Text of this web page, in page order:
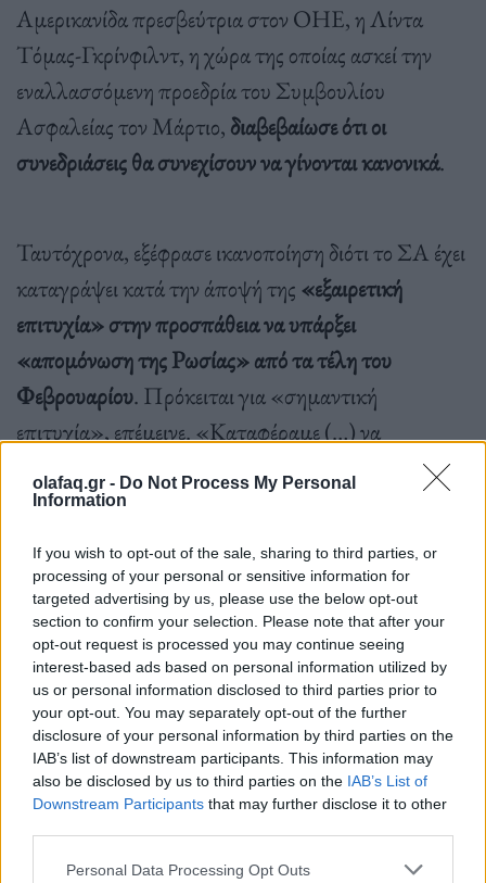
olafaq.gr - Do Not Process My Personal
Information
If you wish to opt-out of the sale, sharing to third parties, or
processing of your personal or sensitive information for
targeted advertising by us, please use the below opt-out
section to confirm your selection. Please note that after your
opt-out request is processed you may continue seeing
interest-based ads based on personal information utilized by
us or personal information disclosed to third parties prior to
your opt-out. You may separately opt-out of the further
disclosure of your personal information by third parties on the
IAB’s list of downstream participants. This information may
also be disclosed by us to third parties on the IAB’s List of
Downstream Participants that may further disclose it to other
Personal Data Processing Opt Outs
Αμερικανίδα πρεσβεύτρια στον ΟΗΕ, η Λίντα
Τόμας-Γκρίνφιλντ, η χώρα της οποίας ασκεί την
εναλλασσόμενη προεδρία του Συμβουλίου
Ασφαλείας τον Μάρτιο, διαβεβαίωσε ότι οι
συνεδριάσεις θα συνεχίσουν να γίνονται κανονικά.
Ταυτόχρονα, εξέφρασε ικανοποίηση διότι το ΣΑ έχει
καταγράψει κατά την άποψή της «εξαιρετική
επιτυχία» στην προσπάθεια να υπάρξει
«απομόνωση της Ρωσίας» από τα τέλη του
Φεβρουαρίου. Πρόκειται για «σημαντική
επιτυχία», επέμεινε. «Καταφέραμε (…) να
υπενθύμισε. Στα τέλη Φεβρουαρίου, χάρη στο
μπόρεσε να αποφύγει ανάλογη καταδίκη στο ΣΑ.
Η Ρωσία είναι απομονωμένη στο Συμβούλιο
Ασφαλείας» και «κάθε φορά που διεξάγουμε
συζήτηση» που την αφορά,«βρίσκεται στην
άμυνα»και «θα συνεχίσουμε να την κρατάμε στην